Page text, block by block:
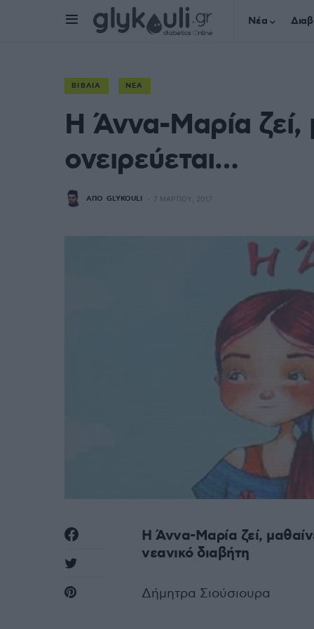
Νέα
ΒΙΒΛΊΑ ΝΈΑ
Η Άννα-Μαρία ζεί,
ονειρεύεται…
ΑΠΌ GLYKOULI 7 ΜΑΡΤΊΟΥ, 2017
Η Άννα-Μαρία ζεί,
νεανικό διαβήτη
Δήμητρα Σιούσιουρα